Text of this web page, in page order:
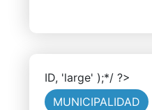
ID, 'large' );*/ ?>
MUNICIPALIDAD